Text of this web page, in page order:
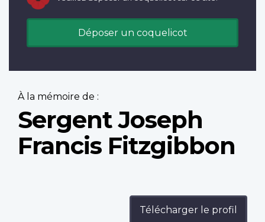
Déposer un coquelicot
À la mémoire de :
Sergent Joseph
Francis Fitzgibbon
Télécharger le profil